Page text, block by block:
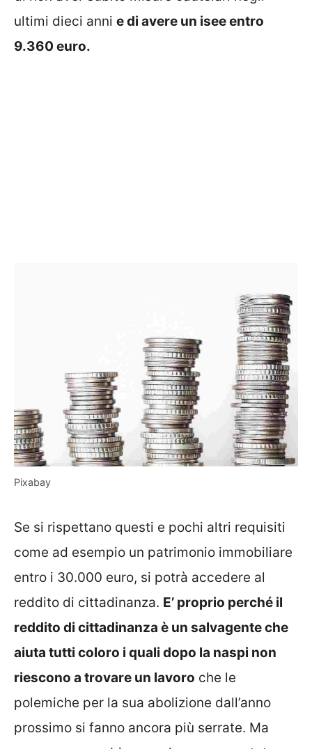
ultimi dieci anni e di avere un isee entro
9.360 euro.
Pixabay
Se si rispettano questi e pochi altri requisiti
come ad esempio un patrimonio immobiliare
entro i 30.000 euro, si potrà accedere al
reddito di cittadinanza. E’ proprio perché il
reddito di cittadinanza è un salvagente che
aiuta tutti coloro i quali dopo la naspi non
riescono a trovare un lavoro che le
polemiche per la sua abolizione dall’anno
prossimo si fanno ancora più serrate. Ma